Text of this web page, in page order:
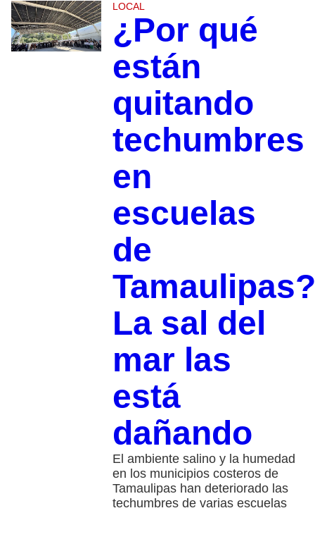
LOCAL
¿Por qué
están
quitando
techumbres
en
escuelas
de
Tamaulipas?
La sal del
mar las
está
dañando
El ambiente salino y la humedad
en los municipios costeros de
Tamaulipas han deteriorado las
techumbres de varias escuelas